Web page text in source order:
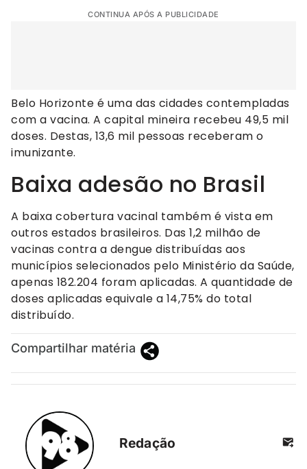
CONTINUA APÓS A PUBLICIDADE
Belo Horizonte é uma das cidades contempladas
com a vacina. A capital mineira recebeu 49,5 mil
doses. Destas, 13,6 mil pessoas receberam o
imunizante.
Baixa adesão no Brasil
A baixa cobertura vacinal também é vista em
outros estados brasileiros. Das 1,2 milhão de
vacinas contra a dengue distribuídas aos
municípios selecionados pelo Ministério da Saúde,
apenas 182.204 foram aplicadas. A quantidade de
doses aplicadas equivale a 14,75% do total
distribuído.
Compartilhar matéria
Redação